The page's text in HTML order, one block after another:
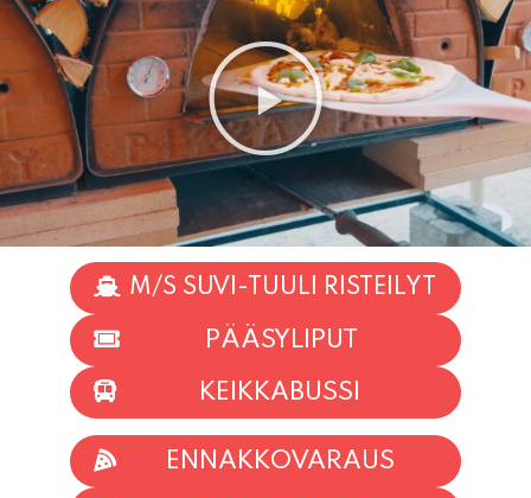
M/S SUVI-TUULI RISTEILYT
PÄÄSYLIPUT
KEIKKABUSSI
ENNAKKOVARAUS